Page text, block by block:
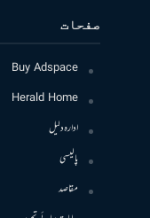
صفحات
Buy Adspace
Herald Home
ادارہ دلیل
پالیسی
مقاصد